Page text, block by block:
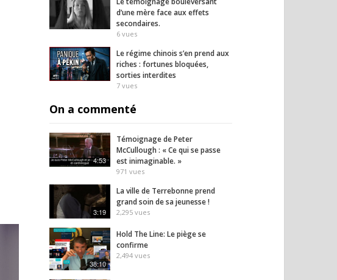
d’une mère face aux effets
secondaires.
6 vues
Le régime chinois s’en prend aux
riches : fortunes bloquées,
sorties interdites
7 vues
On a commenté
4:53
Témoignage de Peter
McCullough : « Ce qui se passe
est inimaginable. »
971 vues
3:19
La ville de Terrebonne prend
grand soin de sa jeunesse !
2,295 vues
38:10
Hold The Line: Le piège se
confirme
2,494 vues